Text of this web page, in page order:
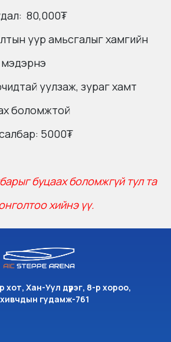
80,000₮
уур амьсгалыг хамгийн
уулзаж, зураг хамт
боломжтой
5000₮
буцаах боломжгүй тул та
хийнэ үү.
Хан-Уул дүүрэг, 8-р хороо,
гудамж-761